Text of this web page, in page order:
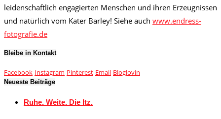
leidenschaftlich engagierten Menschen und ihren Erzeugnissen
und natürlich vom Kater Barley! Siehe auch www.endress-
fotografie.de
Bleibe in Kontakt
Facebook Instagram Pinterest Email Bloglovin
Neueste Beiträge
Ruhe. Weite. Die Itz.